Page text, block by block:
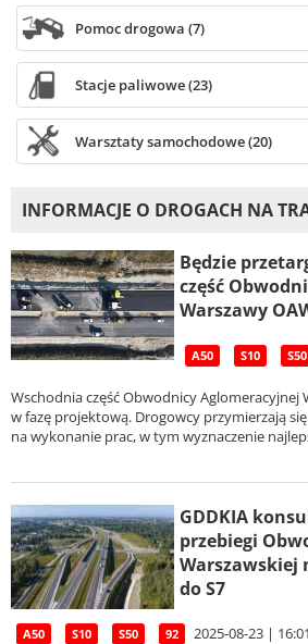
Pomoc drogowa (7)
Stacje paliwowe (23)
Warsztaty samochodowe (20)
INFORMACJE O DROGACH NA
Będzie
część
Warszawy
A50 S10 S50
Wschodnia część Obwodnicy Aglomeracyjnej
w fazę projektową. Drogowcy przymierzają
na wykonanie prac, w tym wyznaczenie
GDDKIA
przebiegi
Warszawskiej
do S7
A50 S10 S50 92 2025-08-23 | 16:01